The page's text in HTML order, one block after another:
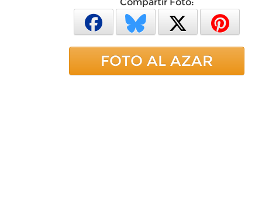
FOTO AL AZAR